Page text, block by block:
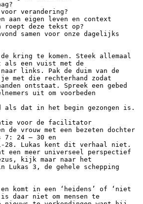
verandering?
aan eigen leven en context
roept deze tekst op?
samen voor onze dagelijks
de kring te komen. Steek allemaal
een vuist met de
links. Pak de duim van de
met die rechterhand zodat
ontstaat. Spreek een gebed
uit om voorbeden
als dat in het begin gezongen is.
voor de facilitator
de vrouw met een bezeten dochter
7: 24 – 30 en
28. Lukas kent dit verhaal niet.
een meer universeel perspectief
kijk maar naar het
Lukas 3, de gehele schepping
komt in een ‘heidens’ of ‘niet
daar niet om mensen te